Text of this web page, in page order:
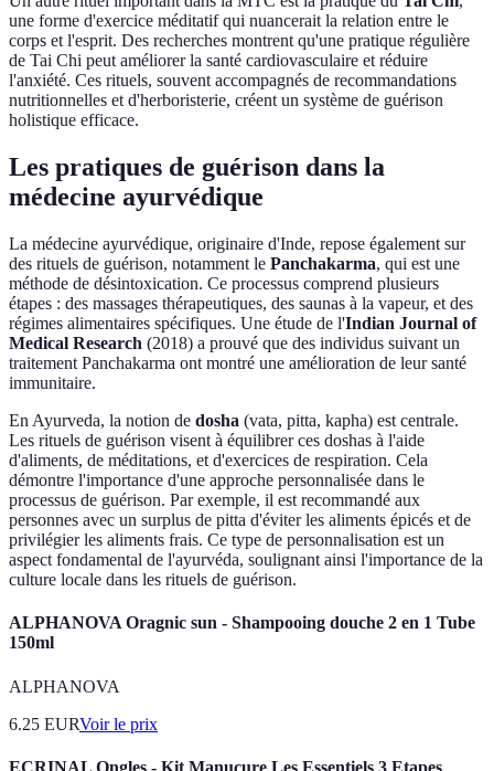
une forme d'exercice méditatif qui nuancerait la relation entre le
corps et l'esprit. Des recherches montrent qu'une pratique régulière
de Tai Chi peut améliorer la santé cardiovasculaire et réduire
l'anxiété. Ces rituels, souvent accompagnés de recommandations
nutritionnelles et d'herboristerie, créent un système de guérison
holistique efficace.
Les pratiques de guérison dans la
médecine ayurvédique
La médecine ayurvédique, originaire d'Inde, repose également sur
des rituels de guérison, notamment le Panchakarma, qui est une
méthode de désintoxication. Ce processus comprend plusieurs
étapes : des massages thérapeutiques, des saunas à la vapeur, et des
régimes alimentaires spécifiques. Une étude de l'Indian Journal of
Medical Research (2018) a prouvé que des individus suivant un
traitement Panchakarma ont montré une amélioration de leur santé
immunitaire.
En Ayurveda, la notion de dosha (vata, pitta, kapha) est centrale.
Les rituels de guérison visent à équilibrer ces doshas à l'aide
d'aliments, de méditations, et d'exercices de respiration. Cela
démontre l'importance d'une approche personnalisée dans le
processus de guérison. Par exemple, il est recommandé aux
personnes avec un surplus de pitta d'éviter les aliments épicés et de
privilégier les aliments frais. Ce type de personnalisation est un
aspect fondamental de l'ayurvéda, soulignant ainsi l'importance de la
culture locale dans les rituels de guérison.
ALPHANOVA Oragnic sun - Shampooing douche 2 en 1 Tube
150ml
ALPHANOVA
6.25 EURVoir le prix
ECRINAL Ongles - Kit Manucure Les Essentiels 3 Etapes